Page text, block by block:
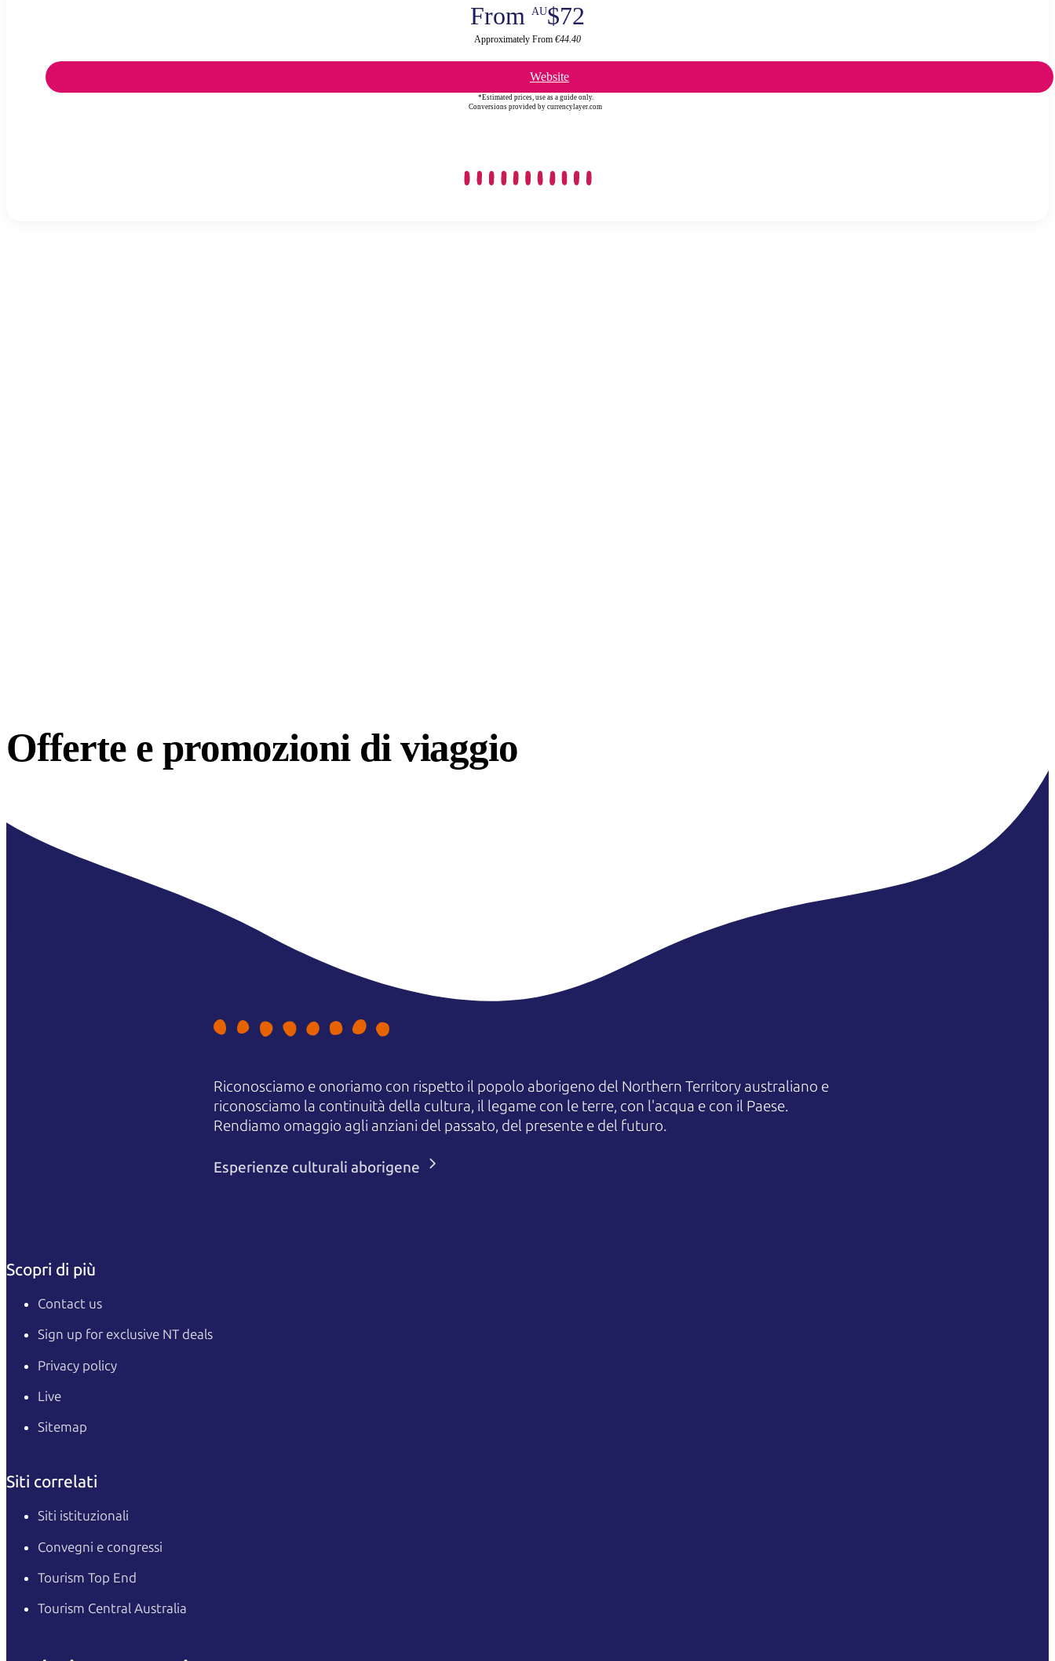
From AU$72
Approximately From €44.40
Website
*Estimated prices, use as a guide only.
Conversions provided by currencylayer.com
Offerte e promozioni di viaggio
Riconosciamo e onoriamo con rispetto il popolo aborigeno del Northern Territory australiano e
riconosciamo la continuità della cultura, il legame con le terre, con l'acqua e con il Paese.
Rendiamo omaggio agli anziani del passato, del presente e del futuro.
Esperienze culturali aborigene
Scopri di più
Contact us
Sign up for exclusive NT deals
Privacy policy
Live
Sitemap
Siti correlati
Siti istituzionali
Convegni e congressi
Tourism Top End
Tourism Central Australia